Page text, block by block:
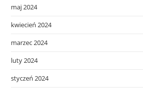
maj 2024
kwiecień 2024
marzec 2024
luty 2024
styczeń 2024